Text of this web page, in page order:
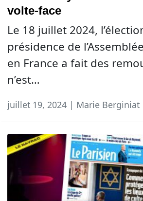
volte-face
Le 18 juillet 2024,
présidence de
en France a fait des
n’est…
juillet 19, 2024 | Marie Berginiat